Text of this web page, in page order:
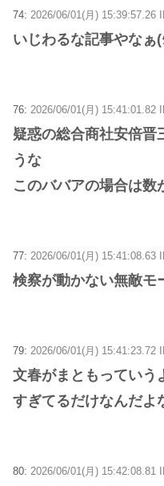
74: 2026/06/01(月) 15:39:57.26
いじわるな記事やなぁ(
76: 2026/06/01(月) 15:41:01.82
疑惑の総合商社安倍晋
うな
このババアの場合は数
77: 2026/06/01(月) 15:41:08.63
検察が動かない無敵モ
79: 2026/06/01(月) 15:41:23.72
文春がまともっていう
すぎてるだけなんだよ
80: 2026/06/01(月) 15:42:08.81